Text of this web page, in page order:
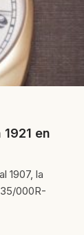
en
1907, la
000R-